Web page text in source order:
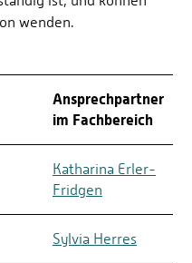
wenden.
Ansprechpartner
im Fachbereich
Katharina Erler-
Fridgen
Sylvia Herres